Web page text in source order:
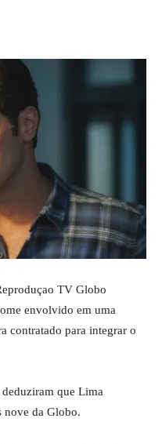
TV Globo
envolvido em uma
contratado para integrar o
que Lima
nove da Globo.